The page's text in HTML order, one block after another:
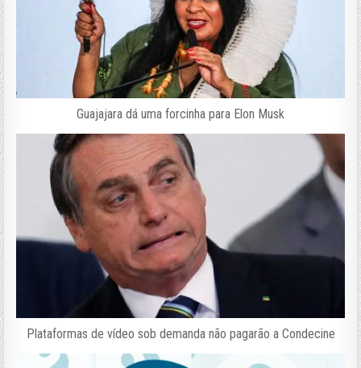
Guajajara dá uma forcinha para Elon Musk
Plataformas de vídeo sob demanda não pagarão a Condecine